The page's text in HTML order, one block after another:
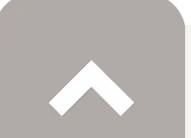
各種ブランドのカードをご利用いただけます。
【Paidy（後払い/コンビニ払い）】
お支払後の在庫確保となりますため、お早めにお支払をお願いし
なお、お支払口座は、注文確認メールに記載しております。
振込手数料はお客様負担となります。